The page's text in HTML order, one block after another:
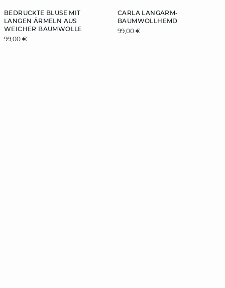
BEDRUCKTE BLUSE MIT
LANGEN ÄRMELN AUS
WEICHER BAUMWOLLE
99,00 €
CARLA LANGARM-
BAUMWOLLHEMD
99,00 €